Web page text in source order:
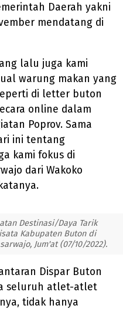
Daerah yakni
mendatang di
lalu juga kami
warung makan yang
di letter buton
online dalam
Poprov. Sama
ini tentang
kami fokus di
dari Wakoko
Destinasi/Daya Tarik
Kabupaten Buton di
Jum'at (07/10/2022).
Dispar Buton
seluruh atlet-atlet
tidak hanya